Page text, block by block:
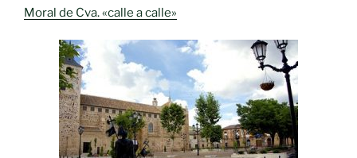
Moral de Cva. «calle a calle»